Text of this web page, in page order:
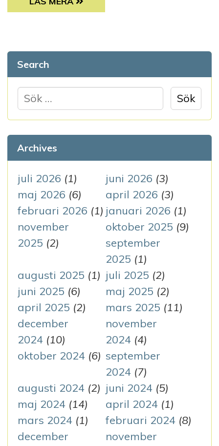
Search
ö
e
f
t
e
r
:
Archives
juli 2026 (1) juni 2026 (3)
maj 2026 (6) april 2026 (3)
februari 2026 (1) januari 2026 (1)
november
2025 (2)
oktober 2025 (9)
september
2025 (1)
augusti 2025 (1) juli 2025 (2)
juni 2025 (6) maj 2025 (2)
april 2025 (2) mars 2025 (11)
december
2024 (10)
november
2024 (4)
oktober 2024 (6) september
2024 (7)
augusti 2024 (2) juni 2024 (5)
maj 2024 (14) april 2024 (1)
mars 2024 (1) februari 2024 (8)
december
november